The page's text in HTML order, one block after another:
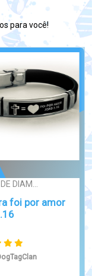
para você!
Bombeiro